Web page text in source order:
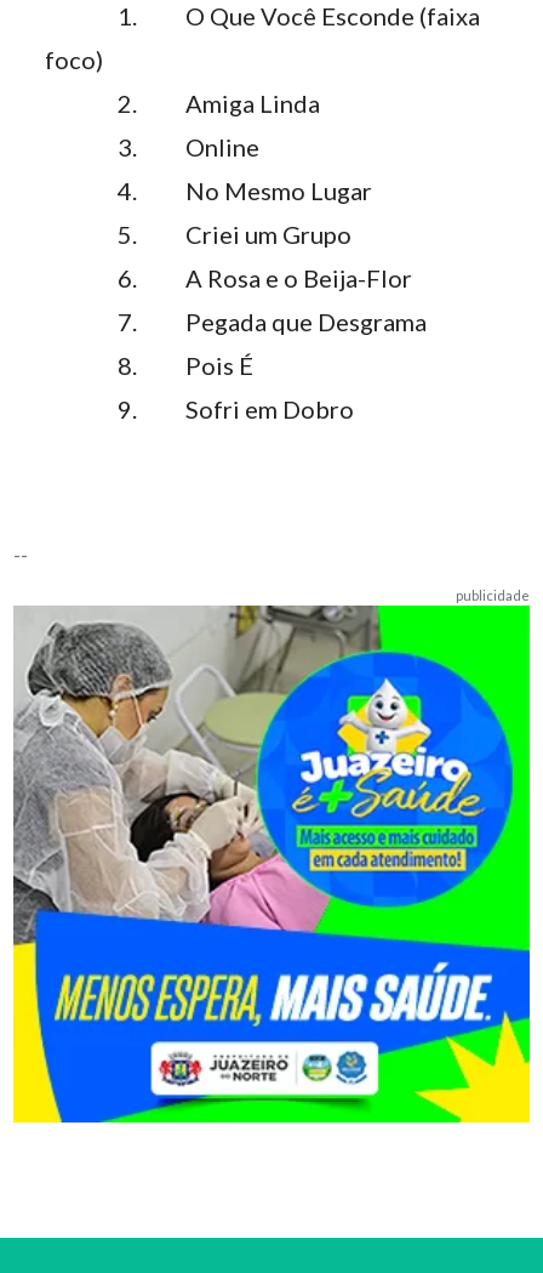
1. O Que Você Esconde (faixa
foco)
2. Amiga Linda
3. Online
4. No Mesmo Lugar
5. Criei um Grupo
6. A Rosa e o Beija-Flor
7. Pegada que Desgrama
8. Pois É
9. Sofri em Dobro
--
publicidade